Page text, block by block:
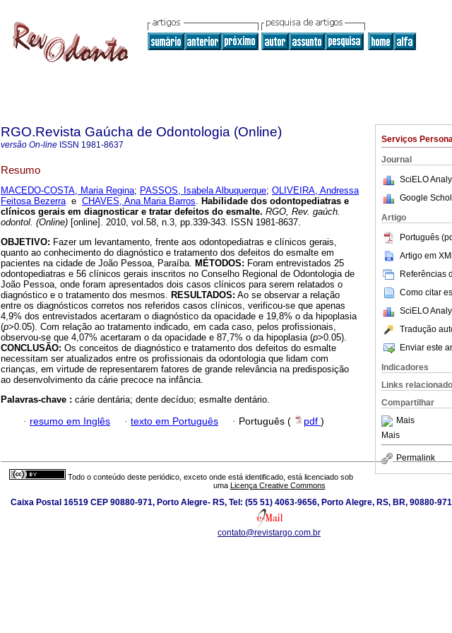
Serviços
Journal
SciELO
Google
Artigo
Português
Artigo em
Referências
Como citar
SciELO
Tradução
Enviar este
Indicadores
Links
Compartilhar
Mais
Mais
Permalink
RGO.Revista Gaúcha de Odontologia (Online)
versão On-line ISSN 1981-8637
Resumo
MACEDO-COSTA, Maria Regina; PASSOS, Isabela Albuquerque; OLIVEIRA, Andressa
Feitosa Bezerrae CHAVES, Ana Maria Barros. Habilidade dos odontopediatras e
clínicos gerais em diagnosticar e tratar defeitos do esmalte. RGO, Rev. gaúch.
odontol. (Online) [online]. 2010, vol.58, n.3, pp.339-343. ISSN 1981-8637.
OBJETIVO: Fazer um levantamento, frente aos odontopediatras e clínicos gerais,
quanto ao conhecimento do diagnóstico e tratamento dos defeitos do esmalte em
pacientes na cidade de João Pessoa, Paraíba. MÉTODOS: Foram entrevistados 25
odontopediatras e 56 clínicos gerais inscritos no Conselho Regional de Odontologia de
João Pessoa, onde foram apresentados dois casos clínicos para serem relatados o
diagnóstico e o tratamento dos mesmos. RESULTADOS: Ao se observar a relação
entre os diagnósticos corretos nos referidos casos clínicos, verificou-se que apenas
4,9% dos entrevistados acertaram o diagnóstico da opacidade e 19,8% o da hipoplasia
(p>0.05). Com relação ao tratamento indicado, em cada caso, pelos profissionais,
observou-se que 4,07% acertaram o da opacidade e 87,7% o da hipoplasia (p>0.05).
CONCLUSÃO: Os conceitos de diagnóstico e tratamento dos defeitos do esmalte
necessitam ser atualizados entre os profissionais da odontologia que lidam com
crianças, em virtude de representarem fatores de grande relevância na predisposição
ao desenvolvimento da cárie precoce na infância.
Palavras-chave : cárie dentária; dente decíduo; esmalte dentário.
· resumo em Inglês · texto em Português · Português ( pdf )
Todo o conteúdo deste periódico, exceto onde está identificado, está licenciado sob
uma Licença Creative Commons
Caixa Postal 16519 CEP 90880-971, Porto Alegre- RS, Tel: (55 51) 4063-9656, Porto Alegre, RS, BR, 90880-
contato@revistargo.com.br